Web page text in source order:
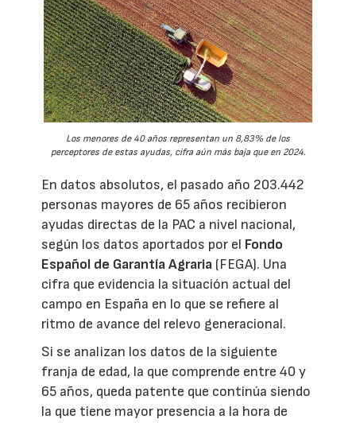
Los menores de 40 años representan un 8,83% de los
perceptores de estas ayudas, cifra aún más baja que en 2024.
En datos absolutos, el pasado año 203.442
personas mayores de 65 años recibieron
ayudas directas de la PAC a nivel nacional,
según los datos aportados por el Fondo
Español de Garantía Agraria (FEGA). Una
cifra que evidencia la situación actual del
campo en España en lo que se refiere al
ritmo de avance del relevo generacional.
Si se analizan los datos de la siguiente
franja de edad, la que comprende entre 40 y
65 años, queda patente que continúa siendo
la que tiene mayor presencia a la hora de